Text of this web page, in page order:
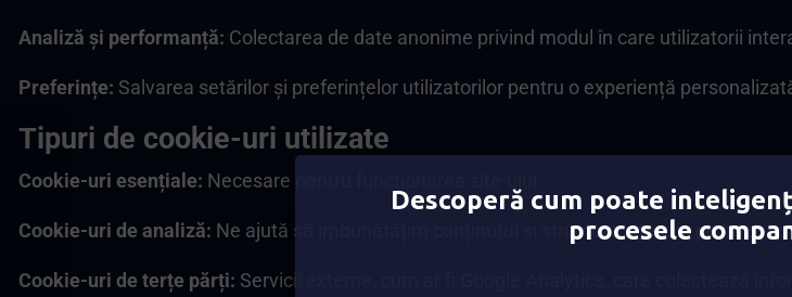
Analiză și performanță: Colectarea de date anonime privind modul în care utilizatorii
Preferințe: Salvarea setărilor și preferințelor utilizatorilor pentru o experiență
Tipuri de cookie-uri utilizate
Cookie-uri esențiale: Necesare pentru funcționarea site-ului.
Cookie-uri de analiză: Ne ajută să îmbunătățim conținutul și structura site-ului pe baza
Cookie-uri de terțe părți: Servicii externe, cum ar fi Google Analytics, care colectează
Descoperă cum poate
procesele